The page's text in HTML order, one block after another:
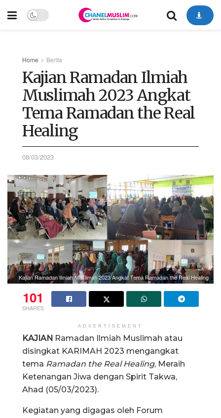
Home Berita
Kajian Ramadan Ilmiah
Muslimah 2023 Angkat
Tema Ramadan the Real
Healing
08/03/2023
Kajian Ramadan Ilmiah Muslimah 2023 Angkat Tema Ramadan the Real Healing
101
SHARES
ADVERTISEMENT
KAJIAN Ramadan Ilmiah Muslimah atau
disingkat KARIMAH 2023 mengangkat
tema Ramadan the Real Healing, Meraih
Ketenangan Jiwa dengan Spirit Takwa,
Ahad (05/03/2023).
Kegiatan yang digagas oleh Forum